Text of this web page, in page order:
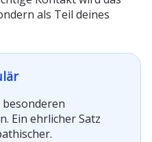
als Teil deines
Ein ehrlicher Satz